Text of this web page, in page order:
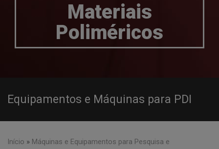
Materiais
Poliméricos
Equipamentos e Máquinas para PDI
Início » Máquinas e Equipamentos para Pesquisa e